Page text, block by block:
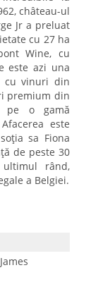
château-ul
Jr a preluat
cu 27 ha
Wine, cu
este azi una
cu vinuri din
premium din
pe o gamă
este
sa Fiona
de peste 30
rând,
a Belgiei.